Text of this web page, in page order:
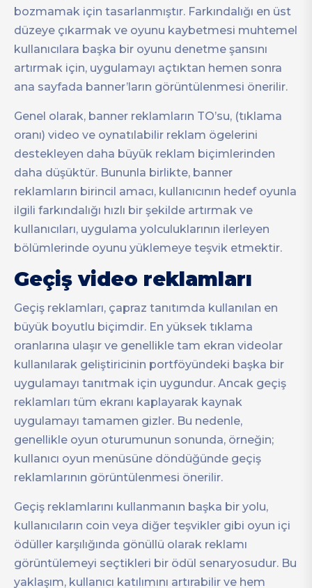
bozmamak için tasarlanmıştır. Farkındalığı en üst
düzeye çıkarmak ve oyunu kaybetmesi muhtemel
kullanıcılara başka bir oyunu denetme şansını
artırmak için, uygulamayı açtıktan hemen sonra
ana sayfada banner’ların görüntülenmesi önerilir.
Genel olarak, banner reklamların TO’su, (tıklama
oranı) video ve oynatılabilir reklam ögelerini
destekleyen daha büyük reklam biçimlerinden
daha düşüktür. Bununla birlikte, banner
reklamların birincil amacı, kullanıcının hedef oyunla
ilgili farkındalığı hızlı bir şekilde artırmak ve
kullanıcıları, uygulama yolculuklarının ilerleyen
bölümlerinde oyunu yüklemeye teşvik etmektir.
Geçiş video reklamları
Geçiş reklamları, çapraz tanıtımda kullanılan en
büyük boyutlu biçimdir. En yüksek tıklama
oranlarına ulaşır ve genellikle tam ekran videolar
kullanılarak geliştiricinin portföyündeki başka bir
uygulamayı tanıtmak için uygundur. Ancak geçiş
reklamları tüm ekranı kaplayarak kaynak
uygulamayı tamamen gizler. Bu nedenle,
genellikle oyun oturumunun sonunda, örneğin;
kullanıcı oyun menüsüne döndüğünde geçiş
reklamlarının görüntülenmesi önerilir.
Geçiş reklamlarını kullanmanın başka bir yolu,
kullanıcıların coin veya diğer teşvikler gibi oyun içi
ödüller karşılığında gönüllü olarak reklamı
görüntülemeyi seçtikleri bir ödül senaryosudur. Bu
yaklaşım, kullanıcı katılımını artırabilir ve hem